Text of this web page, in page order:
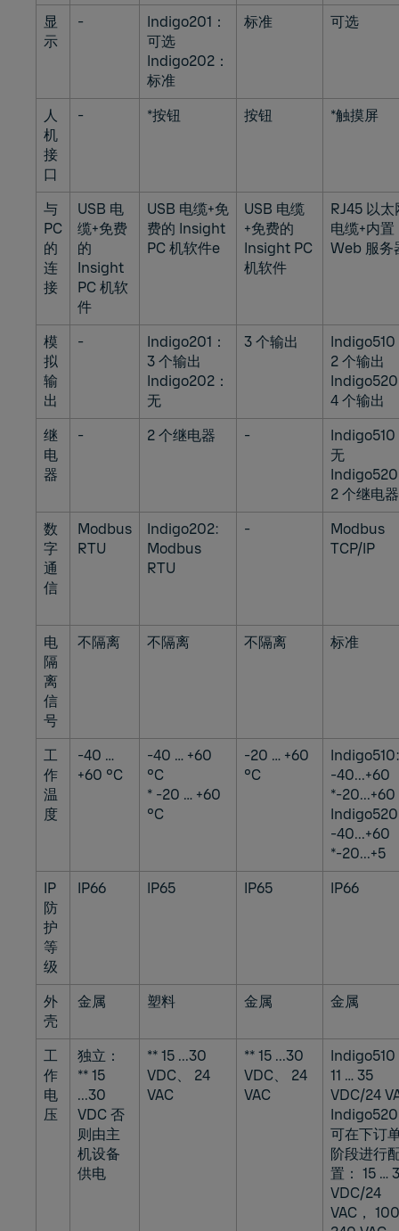
显
示
-
Indigo201：
可选
Indigo202：
标准
标准 可选
人
机
接
口
- *按钮 按钮 *触摸屏
与
PC
的
连
接
USB 电
缆+免费
的
Insight
PC 机软
件
USB 电缆+免
费的 Insight
PC 机软件e
USB 电缆
+免费的
Insight PC
机软件
RJ45 以太
电缆+内置
Web 服务
模
拟
输
出
-
Indigo201：
3 个输出
Indigo202：
无
3 个输出
Indigo510
2 个输出
4 个输出
继
电
器
- 2 个继电器 -
Indigo510
无
2 个继电器
数
字
通
信
Modbus
RTU
Indigo202:
Modbus
RTU
-
Modbus
TCP/IP
电
隔
离
信
号
不隔离 不隔离 不隔离 标准
工
作
温
度
-40 …
+60 °C
-40 … +60
°C
* -20 … +60
°C
-20 … +60
°C
Indigo510:
-40...+60
*-20...+60
-40...+60
*-20...+5
IP
防
护
等
级
IP66 IP65 IP65 IP66
外
壳
金属 塑料 金属 金属
工
作
电
压
独立：
** 15
...30
VDC 否
则由主
机设备
供电
** 15 ...30
VDC、 24
VAC
** 15 ...30
VDC、 24
VAC
Indigo510
11 … 35
VDC/24
可在下订
阶段进行
置： 15 …
VDC/24
VAC，